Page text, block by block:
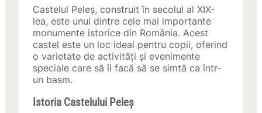
Castelul Peleș, construit în secolul al XIX-
lea, este unul dintre cele mai importante
monumente istorice din România. Acest
castel este un loc ideal pentru copii, oferind
o varietate de activități și evenimente
speciale care să îi facă să se simtă ca într-
un basm.
Istoria Castelului Peleș